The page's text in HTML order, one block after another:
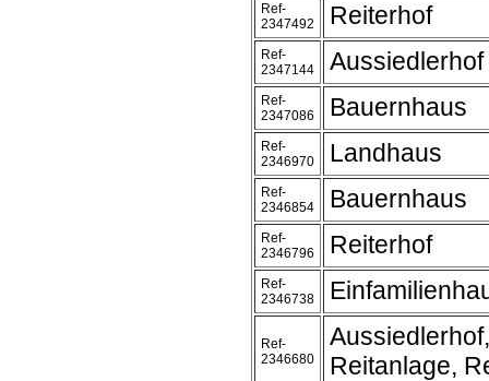
Ref-
2347492
Reiterhof
Ref-
2347144
Aussiedlerhof
Ref-
2347086
Bauernhaus
Ref-
2346970
Landhaus
Ref-
2346854
Bauernhaus
Ref-
2346796
Reiterhof
Ref-
2346738
Ref-
2346680
Reitanlage,